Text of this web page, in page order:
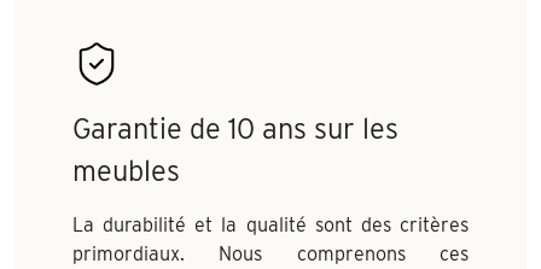
Garantie de 10 ans sur les
meubles
La durabilité et la qualité sont des critères
primordiaux. Nous comprenons ces